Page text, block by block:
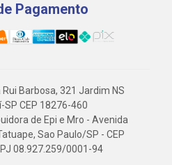
Pagamento
Barbosa, 321 Jardim NS
SP CEP 18276-460
de Epi e Mro - Avenida
Sao Paulo/SP - CEP
08.927.259/0001-94